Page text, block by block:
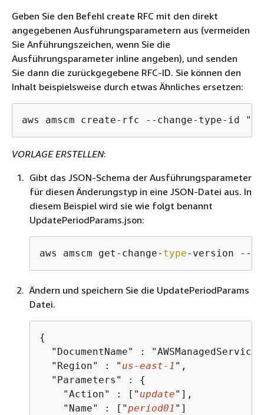
Geben Sie den Befehl create RFC mit den direkt
angegebenen Ausführungsparametern aus (vermeiden
Sie Anführungszeichen, wenn Sie die
Ausführungsparameter inline angeben), und senden
Sie dann die zurückgegebene RFC-ID. Sie können den
Inhalt beispielsweise durch etwas Ähnliches ersetzen:
aws amscm create-rfc --change-type-id
VORLAGE ERSTELLEN:
Gibt das JSON-Schema der Ausführungsparameter
für diesen Änderungstyp in eine JSON-Datei aus. In
diesem Beispiel wird sie wie folgt benannt
UpdatePeriodParams.json:
aws amscm get-change- type-version --
Ändern und speichern Sie die UpdatePeriodParams
Datei.
{
"DocumentName" :
  "Region" : "
us-east-1 ",
  "Parameters" :
{
    "Action" : ["
update"],
    "Name" : ["
period01 "]